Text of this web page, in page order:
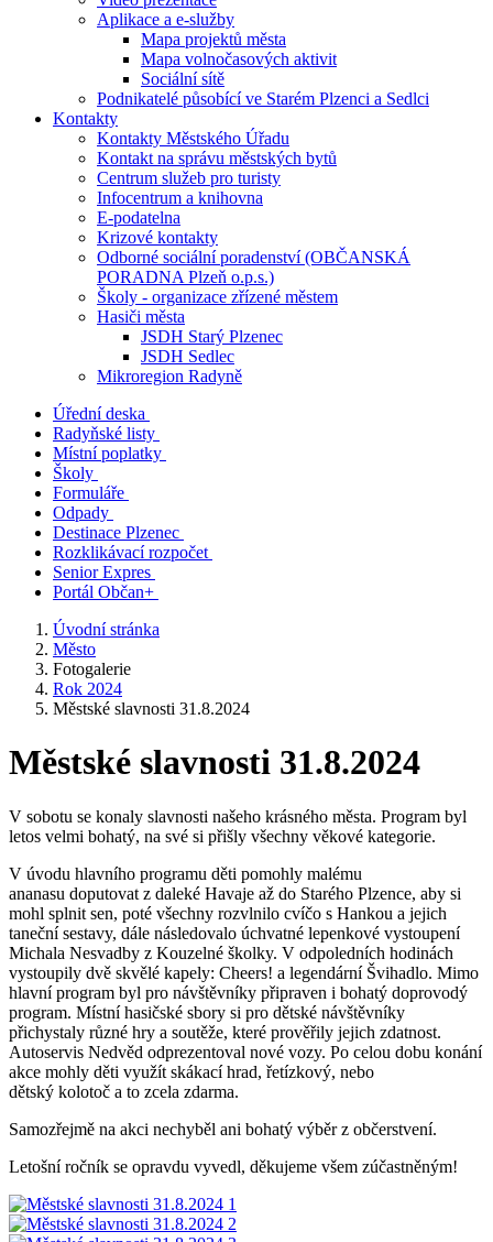
Aplikace a e-služby
Mapa projektů města
Mapa volnočasových aktivit
Sociální sítě
Podnikatelé působící ve Starém Plzenci a Sedlci
Kontakty
Kontakty Městského Úřadu
Kontakt na správu městských bytů
Centrum služeb pro turisty
Infocentrum a knihovna
E-podatelna
Krizové kontakty
Odborné sociální poradenství (OBČANSKÁ
PORADNA Plzeň o.p.s.)
Školy - organizace zřízené městem
Hasiči města
JSDH Starý Plzenec
JSDH Sedlec
Mikroregion Radyně
Úřední deska
Radyňské listy
Místní poplatky
Školy
Formuláře
Odpady
Destinace Plzenec
Rozklikávací rozpočet
Senior Expres
Portál Občan+
Úvodní stránka
Město
Fotogalerie
Rok 2024
Městské slavnosti 31.8.2024
Městské slavnosti 31.8.2024
V sobotu se konaly slavnosti našeho krásného města. Program byl
letos velmi bohatý, na své si přišly všechny věkové kategorie.
V úvodu hlavního programu děti pomohly malému
ananasu doputovat z daleké Havaje až do Starého Plzence, aby si
mohl splnit sen, poté všechny rozvlnilo cvíčo s Hankou a jejich
taneční sestavy, dále následovalo úchvatné lepenkové vystoupení
Michala Nesvadby z Kouzelné školky. V odpoledních hodinách
vystoupily dvě skvělé kapely: Cheers! a legendární Švihadlo. Mimo
hlavní program byl pro návštěvníky připraven i bohatý doprovodý
program. Místní hasičské sbory si pro dětské návštěvníky
přichystaly různé hry a soutěže, které prověřily jejich zdatnost.
Autoservis Nedvěd odprezentoval nové vozy. Po celou dobu konání
akce mohly děti využít skákací hrad, řetízkový, nebo
dětský kolotoč a to zcela zdarma.
Samozřejmě na akci nechyběl ani bohatý výběr z občerstvení.
Letošní ročník se opravdu vyvedl, děkujeme všem zúčastněným!